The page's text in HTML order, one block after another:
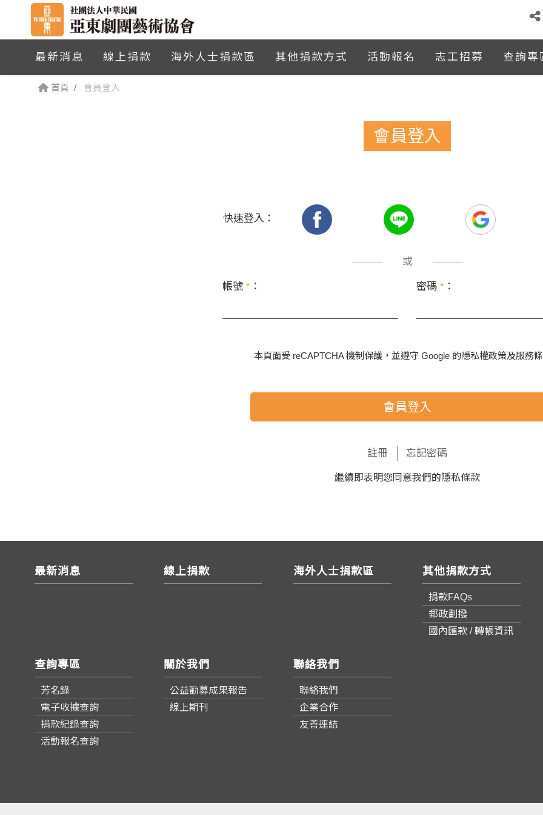
最新消息 線上捐款 海外人士捐款區 其他捐款方式 活動報名 志工招募 查詢專
首頁 會員登入
會員登入
快速登入：
或
帳號 * ： 密碼 * ：
本頁面受 reCAPTCHA 機制保護，並遵守 Google 的隱私權政策及服務
會員登入
註冊 忘記密碼
繼續即表明您同意我們的隱私條款
最新消息 線上捐款 海外人士捐款區 其他捐款方式
捐款FAQs
郵政劃撥
國內匯款 / 轉帳資訊
查詢專區
芳名錄
電子收據查詢
捐款紀錄查詢
活動報名查詢
關於我們
公益勸募成果報告
線上期刊
聯絡我們
聯絡我們
企業合作
友善連結